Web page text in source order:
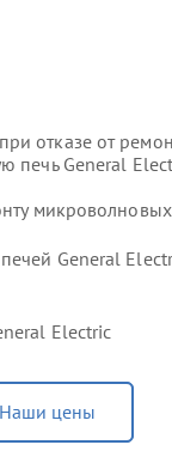
отказе от
печь General
General
Electric
Наши цены